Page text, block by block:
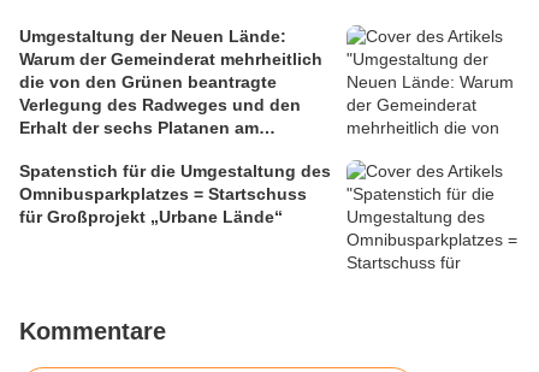
Umgestaltung der Neuen Lände:
Warum der Gemeinderat mehrheitlich
die von den Grünen beantragte
Verlegung des Radweges und den
Erhalt der sechs Platanen am
Spatenstich für die Umgestaltung des
Omnibusparkplatzes = Startschuss
für Großprojekt „Urbane Lände“
Kommentare